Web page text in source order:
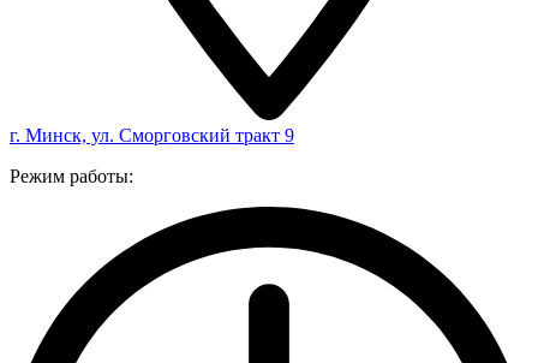
г. Минск, ул. Сморговский тракт 9
Режим работы: